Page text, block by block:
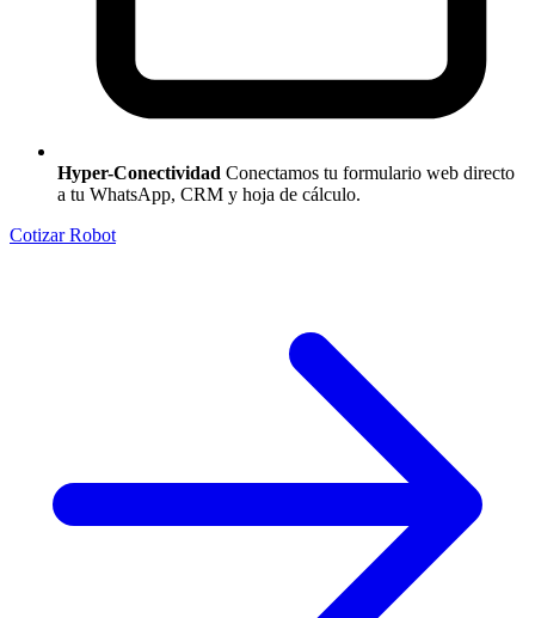
Hyper-Conectividad Conectamos tu formulario web directo
a tu WhatsApp, CRM y hoja de cálculo.
Cotizar Robot